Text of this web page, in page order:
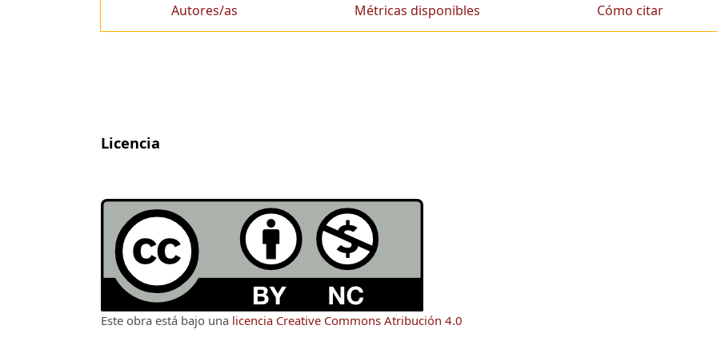
Autores/as Métricas disponibles Cómo citar
Licencia
Este obra está bajo una licencia Creative Commons Atribución 4.0